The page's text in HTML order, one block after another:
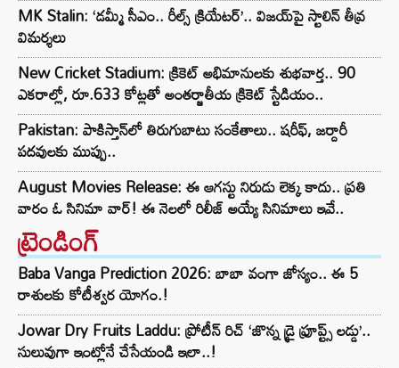
MK Stalin: ‘డమ్మీ సీఎం.. రీల్స్ క్రియేటర్’.. విజయ్‌పై స్టాలిన్ తీవ్ర
విమర్శలు
New Cricket Stadium: క్రికెట్ అభిమానులకు శుభవార్త.. 90
ఎకరాల్లో, రూ.633 కోట్లతో అంతర్జాతీయ క్రికెట్ స్టేడియం..
Pakistan: పాకిస్తాన్‌లో తిరుగుబాటు సంకేతాలు.. షరీఫ్, జర్దారీ
పదవులకు ముప్పు..
August Movies Release: ఈ ఆగస్టు నిరుడు లెక్క కాదు.. ప్రతి
వారం ఓ సినిమా వార్! ఈ నెలలో రిలీజ్ అయ్యే సినిమాలు ఇవే..
ట్రెండింగ్‌
Baba Vanga Prediction 2026: బాబా వంగా జోస్యం.. ఈ 5
రాశులకు కోటీశ్వర యోగం.!
Jowar Dry Fruits Laddu: ప్రోటీన్ రిచ్ ‘జొన్న డ్రై ఫ్రూప్ట్స్ లడ్డు’..
సులువుగా ఇంట్లోనే చేసేయండి ఇలా..!